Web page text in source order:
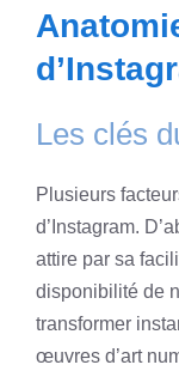
Les clés
Plusieurs
d’Instagram.
attire par sa
disponibilité de
transformer
œuvres d’art